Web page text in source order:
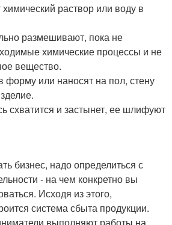
раствор или воду в
размешивают, пока не
химические процессы и не
вещество.
форму или наносят на пол, стену
схватится и застынет, ее шлифуют
бизнес, надо определиться с
- на чем конкретно вы
Исходя из этого,
система сбыта продукции.
выполняют работы на